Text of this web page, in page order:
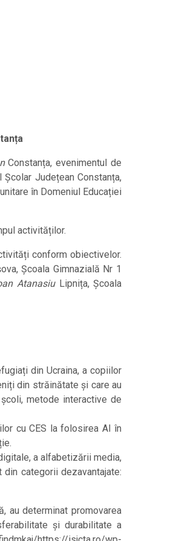
Constanța, evenimentul de
Județean Constanța,
în Domeniul Educației
activităților.
conform obiectivelor.
Școala Gimnazială Nr 1
AtanasiuLipnița, Școala
din Ucraina, a copiilor
din străinătate și care au
metode interactive de
cu CES la folosirea AI în
a alfabetizării media,
categorii dezavantajate:
au determinat promovarea
și durabilitate a